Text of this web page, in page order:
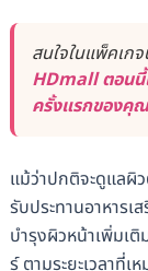
สนใจในแพ็คเก
HDmall ตอนนี้
ครั้งแรกของคุณ
แม้ว่าปกติจะดูแลผิ
รับประทานอาหารเ
บำรุงผิวหน้าเพิ่มเติ
ร์ ตามระยะเวลาที่เ